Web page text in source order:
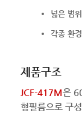
넓은 범
각종 환
제품구조
JCF-417M은
형필름으로 구